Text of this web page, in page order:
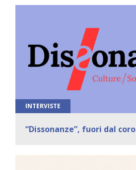
INTERVISTE
“Dissonanze”, fuori dal coro